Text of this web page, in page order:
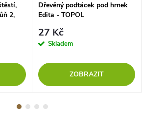
2,
Dřevěný podtácek pod hrnek
Edita - TOPOL
27 Kč
Skladem
ZOBRAZIT